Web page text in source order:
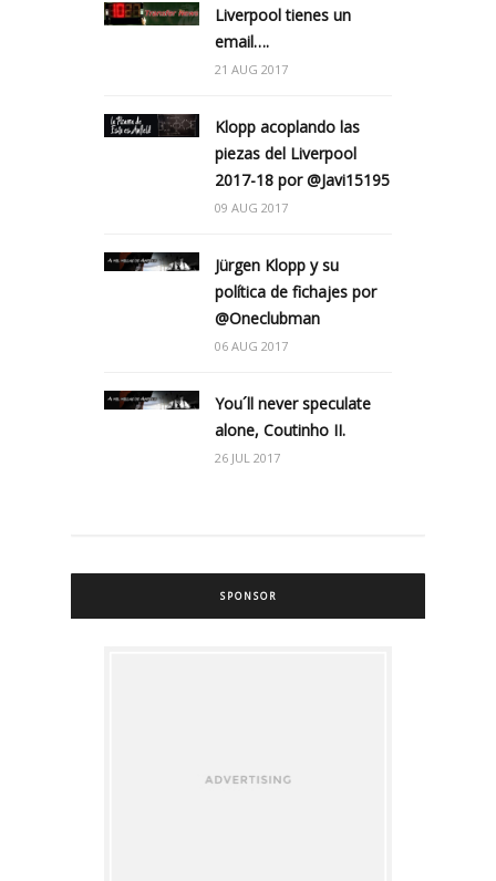
Liverpool tienes un
email….
21 AUG 2017
Klopp acoplando las
piezas del Liverpool
2017-18 por @Javi15195
09 AUG 2017
Jürgen Klopp y su
política de fichajes por
@Oneclubman
06 AUG 2017
You´ll never speculate
alone, Coutinho II.
26 JUL 2017
SPONSOR